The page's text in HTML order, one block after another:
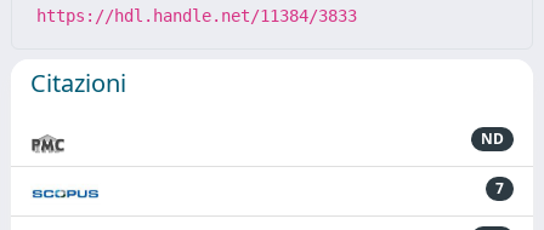
https://hdl.handle.net/11384/3833
Citazioni
ND
7